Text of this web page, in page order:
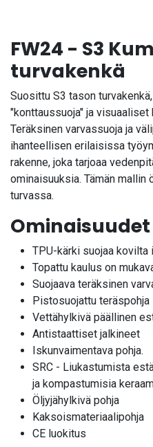
FW24 - S3
turvakenkä
Suosittu S3 tason
"konttaussuoja" ja
Teräksinen varvassuoja ja
ihanteellisen erilaisissa
rakenne, joka tarjoaa
ominaisuuksia. Tämän mallin
turvassa.
Ominaisuudet
TPU-kärki suojaa kovilta
Topattu kaulus on
Suojaava teräksinen
Pistosuojattu teräspohja
Vettähylkivä päällinen
Antistaattiset jalkineet
Iskunvaimentava pohja.
SRC - Liukastumista
ja kompastumisia
Öljyjähylkivä pohja
Kaksoismateriaalipohja
CE luokitus